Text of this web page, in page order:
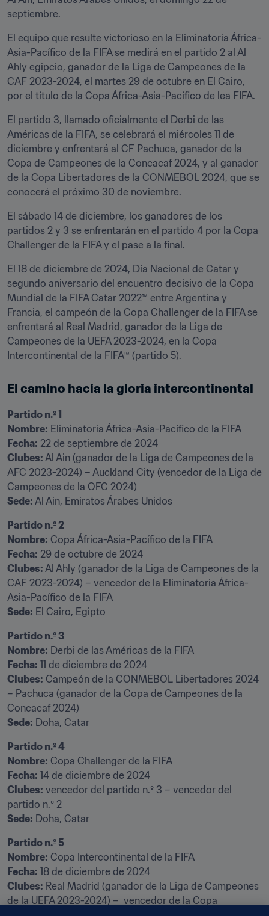
septiembre.
El equipo que resulte victorioso en la Eliminatoria África-
Asia-Pacífico de la FIFA se medirá en el partido 2 al Al
Ahly egipcio, ganador de la Liga de Campeones de la
CAF 2023-2024, el martes 29 de octubre en El Cairo,
por el título de la Copa África-Asia-Pacífico de lea FIFA.
El partido 3, llamado oficialmente el Derbi de las
Américas de la FIFA, se celebrará el miércoles 11 de
diciembre y enfrentará al CF Pachuca, ganador de la
Copa de Campeones de la Concacaf 2024, y al ganador
de la Copa Libertadores de la CONMEBOL 2024, que se
conocerá el próximo 30 de noviembre.
El sábado 14 de diciembre, los ganadores de los
partidos 2 y 3 se enfrentarán en el partido 4 por la Copa
Challenger de la FIFA y el pase a la final.
El 18 de diciembre de 2024, Día Nacional de Catar y
segundo aniversario del encuentro decisivo de la Copa
Mundial de la FIFA Catar 2022™ entre Argentina y
Francia, el campeón de la Copa Challenger de la FIFA se
enfrentará al Real Madrid, ganador de la Liga de
Campeones de la UEFA 2023-2024, en la Copa
Intercontinental de la FIFA™ (partido 5).
El camino hacia la gloria intercontinental
Partido n.º 1
Nombre:
Fecha:
Clubes: Al Ain (ganador de la Liga de Campeones de la
AFC 2023-2024) – Auckland City (vencedor de la Liga de
Sede: Al Ain, Emiratos Árabes Unidos
Partido n.º 2
Nombre:
Fecha:
Clubes: Al Ahly (ganador de la Liga de Campeones de la
CAF 2023-2024) – vencedor de la Eliminatoria África-
Sede: El Cairo, Egipto
Partido n.º 3
Nombre:
Fecha:
Clubes: Campeón de la CONMEBOL Libertadores 2024
– Pachuca (ganador de la Copa de Campeones de la
Sede: Doha, Catar
Partido n.º 4
Nombre:
Fecha:
Clubes: vencedor del partido n.º 3 – vencedor del
Sede: Doha, Catar
Partido n.º 5
Nombre:
Fecha:
Clubes: Real Madrid (ganador de la Liga de Campeones
de la UEFA 2023-2024) –  vencedor de la Copa